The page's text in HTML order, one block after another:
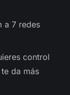
a 7 redes
control
da más